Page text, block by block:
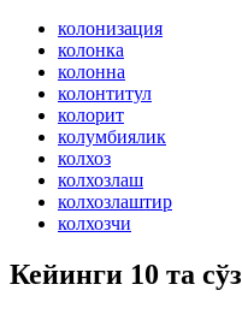
колонизация
колонка
колонна
колонтитул
колорит
колумбиялик
колхоз
колхозлаш
колхозлаштир
колхозчи
Кейинги 10 та сўз